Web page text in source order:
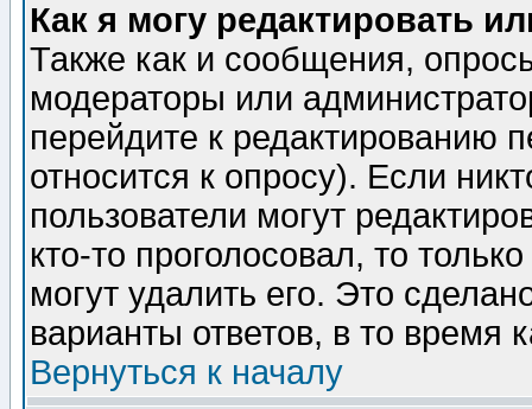
Как я могу редактировать
Также как и сообщения,
модераторы или
перейдите к редактированию
относится к опросу). Если
пользователи могут
кто-то проголосовал, то
могут удалить его. Это
варианты ответов, в то время
Вернуться к началу